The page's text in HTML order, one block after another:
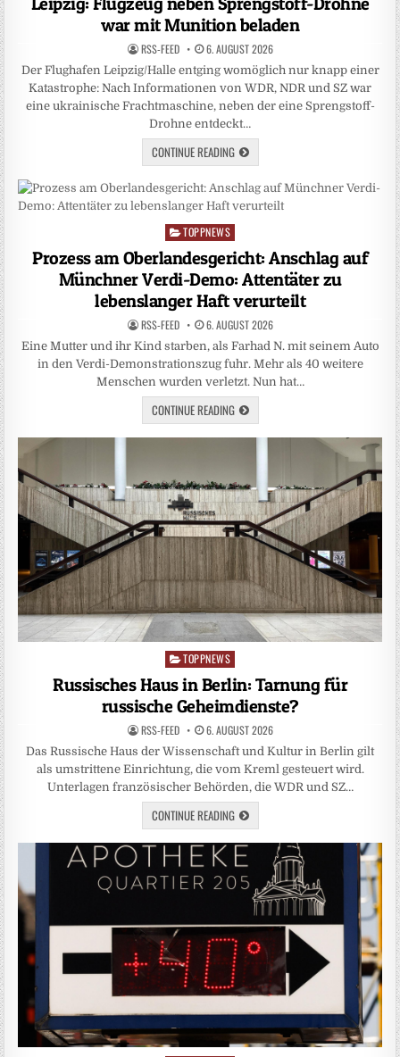
war mit Munition beladen
RSS-FEED 6. AUGUST 2026
Der Flughafen Leipzig/Halle entging womöglich nur knapp einer
Katastrophe: Nach Informationen von WDR, NDR und SZ war
eine ukrainische Frachtmaschine, neben der eine Sprengstoff-
Drohne entdeckt…
CONTINUE READING
Posted
TOPPNEWS
Prozess am Oberlandesgericht: Anschlag auf
Münchner Verdi-Demo: Attentäter zu
lebenslanger Haft verurteilt
RSS-FEED 6. AUGUST 2026
Eine Mutter und ihr Kind starben, als Farhad N. mit seinem Auto
in den Verdi-Demonstrationszug fuhr. Mehr als 40 weitere
Menschen wurden verletzt. Nun hat…
CONTINUE READING
Posted
TOPPNEWS
Russisches Haus in Berlin: Tarnung für
russische Geheimdienste?
RSS-FEED 6. AUGUST 2026
Das Russische Haus der Wissenschaft und Kultur in Berlin gilt
als umstrittene Einrichtung, die vom Kreml gesteuert wird.
Unterlagen französischer Behörden, die WDR und SZ…
CONTINUE READING